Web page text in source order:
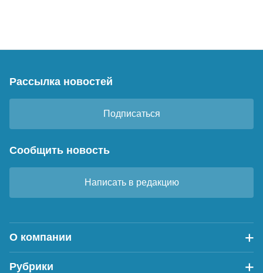
Рассылка новостей
Подписаться
Сообщить новость
Написать в редакцию
О компании
Рубрики